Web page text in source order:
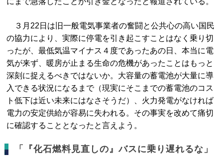
３月22日は旧一般電気事業者の奮闘と公共心の高い国民
の協力により、実際に停電を引き起こすことはなく乗り切
ったが、最低気温マイナス４度であったあの日、本当に電
気が来ず、暖房が止まる生命の危機があったことはもっと
深刻に捉えるべきではないか。大容量の蓄電池が大量に導
入できる状況になるまで（現実にそこまでの蓄電池のコス
ト低下は近い未来にはなさそうだ）、火力発電がなければ
電力の安定供給が容易に失われる。その事実を改めて痛切
に確認することとなったと言えよう。
「『化石燃料見直しの』バスに乗り遅れるな」